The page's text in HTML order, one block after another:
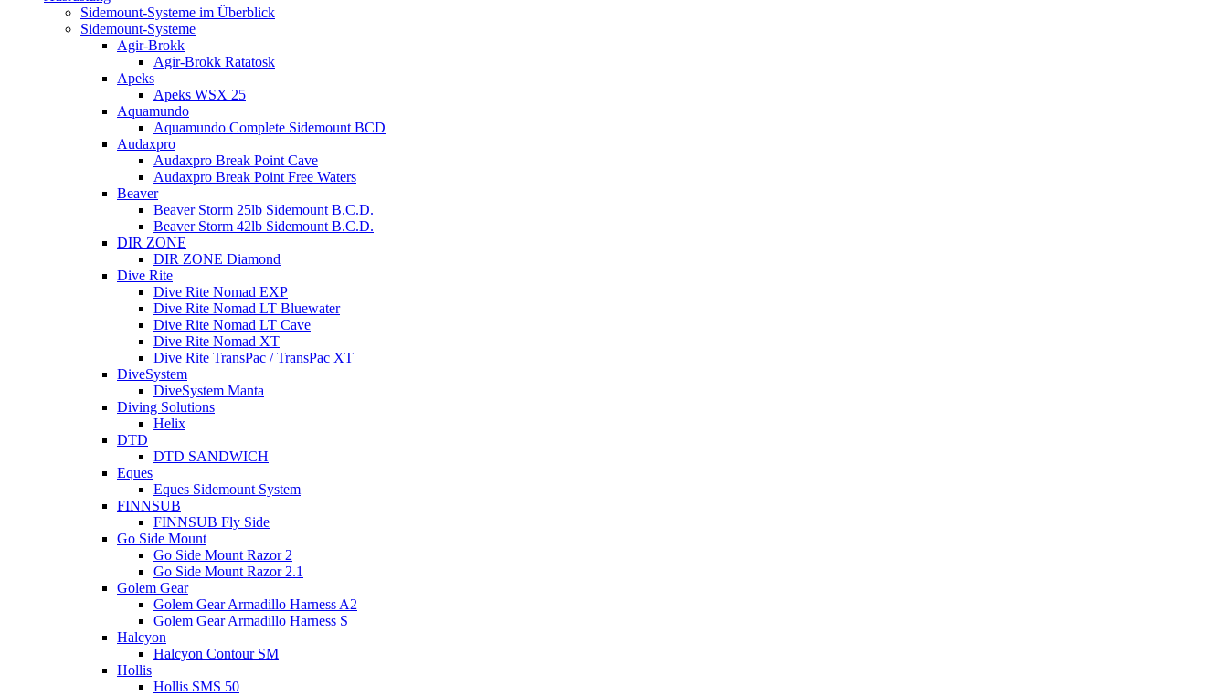
Sidemount-Systeme im Überblick
Sidemount-Systeme
Agir-Brokk
Agir-Brokk Ratatosk
Apeks
Apeks WSX 25
Aquamundo
Aquamundo Complete Sidemount BCD
Audaxpro
Audaxpro Break Point Cave
Audaxpro Break Point Free Waters
Beaver
Beaver Storm 25lb Sidemount B.C.D.
Beaver Storm 42lb Sidemount B.C.D.
DIR ZONE
DIR ZONE Diamond
Dive Rite
Dive Rite Nomad EXP
Dive Rite Nomad LT Bluewater
Dive Rite Nomad LT Cave
Dive Rite Nomad XT
Dive Rite TransPac / TransPac XT
DiveSystem
DiveSystem Manta
Diving Solutions
Helix
DTD
DTD SANDWICH
Eques
Eques Sidemount System
FINNSUB
FINNSUB Fly Side
Go Side Mount
Go Side Mount Razor 2
Go Side Mount Razor 2.1
Golem Gear
Golem Gear Armadillo Harness A2
Golem Gear Armadillo Harness S
Halcyon
Halcyon Contour SM
Hollis
Hollis SMS 50